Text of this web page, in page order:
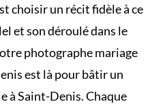
choisir un récit fidèle àce
et son déroulédans le
photographe mariage
est là pour bâtir un
à Saint-Denis. Chaque